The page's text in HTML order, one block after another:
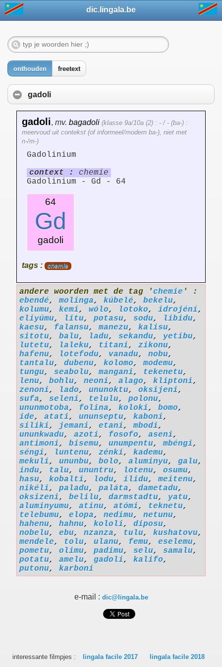
dic.lingala.be
onthouden freetext
gadoli
gadoli, mv. bagadoli (klasse 9a/10a (2) : - / - (ba-) :
meervoud uit contekst (of informeel/modern ba-), niet met
n-/m-)
Gadolinium
context :
chemie
Gadolinium - Gd - 64
64
Gd
gadoli
tags : chemie
andere woorden met de tag 'chemie ' :
ebendé,molinga, kúbelé, bekelu,
kolumu, kemi, wólo, lotoko, idrojéní,
eliyúmu, litu, potasu, sodu, libidu,
kaesu, falansu,manezu, kalisu,
sitotu, balu, ladu, sekandu, yetibu,
lutetu, laleku, titani, zikonu,
hafenu, lotefodu, vanadu, nobu,
tantalu, dubenu, kolomo,modemu,
tungu, seabolu,mangani, tekenetu,
lenu, bohlu, neoni, alago, kliptoni,
zenoni, lado, ununoktu, oksijeni,
sufa, seleni, telulu, polonu,
ununmotoba, folina, koloki, bomo,
ide, atati, ununseptu, kaboni,
siliki, jemani, etani,mbodi,
ununkwadu, azoti, fosofo, aseni,
antimoni, bisemu, unumpentu,mbéngi,
séngi, luntenu, zénki, kademu,
mekuli, ununbu, bolo, aluminyu, galu,
indu, talu, ununtru, lotenu, osumu,
hasu, kobalti, lodu, ilidu,meitenu,
nikéli, paladu, paláta, dametadu,
oksizeni, belilu, darmstadtu, yatu,
aluminyumu, atinu, atómi, teknetu,
telebumu, elopa, nedimu, netunu,
hahenu, hahnu, kololi, diposu,
nobelu, ebu, nzanza, tulu, kushatovu,
mendele, tolu, ulanu, femu, eselemu,
pometu, olimu, padimu, selu, samalu,
potatu, amelu, gadoli, kalifo,
putonu, karboni
e-mail : dic@lingala.be
interessante filmpjes : lingala facile 2017 lingala facile 2018